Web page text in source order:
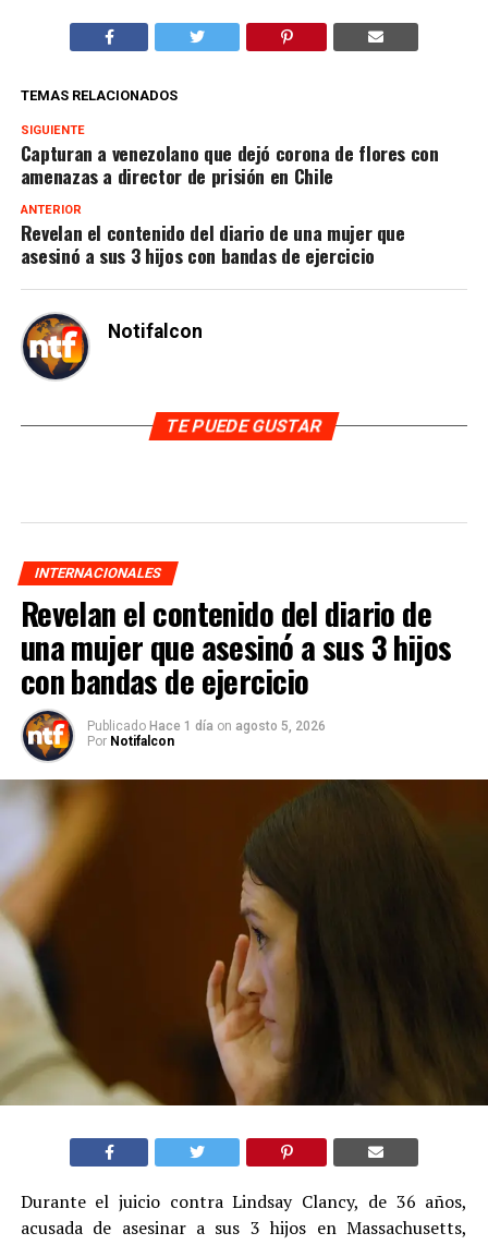
TEMAS RELACIONADOS
SIGUIENTE
Capturan a venezolano que dejó corona de flores con
amenazas a director de prisión en Chile
ANTERIOR
Revelan el contenido del diario de una mujer que
asesinó a sus 3 hijos con bandas de ejercicio
Notifalcon
TE PUEDE GUSTAR
INTERNACIONALES
Revelan el contenido del diario de
una mujer que asesinó a sus 3 hijos
con bandas de ejercicio
Publicado Hace 1 día on agosto 5, 2026
Por Notifalcon
Durante el juicio contra Lindsay Clancy, de 36 años,
acusada de asesinar a sus 3 hijos en Massachusetts,